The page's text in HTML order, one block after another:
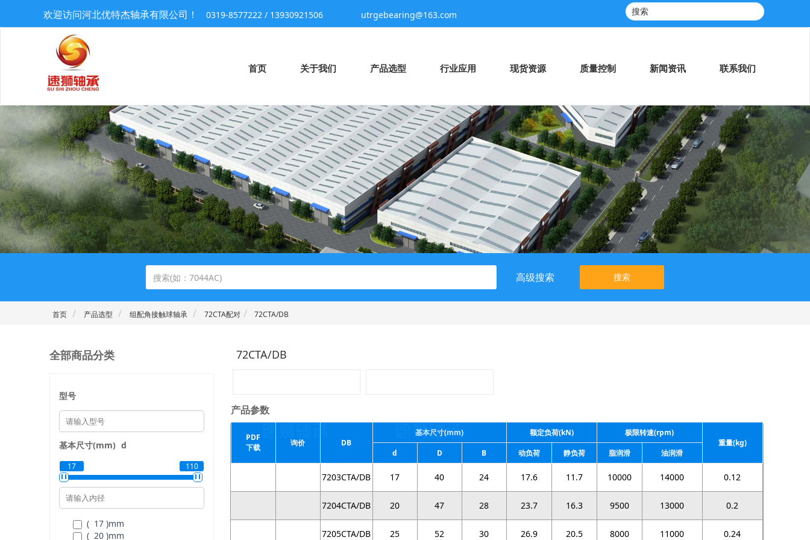
欢迎访问河北优特杰轴承有限公司！ 0319-8577222 / 13930921506 utrgebearing@163.com
首页 关于我们 产品选型 行业应用 现货资源 质量控制 新闻资讯 联系我们
高级搜索 搜索
首页 产品选型 组配角接触球轴承 72CTA配对 72CTA/DB
全部商品分类
型号
基本尺寸(mm) d
17 110
( 17 )mm
( 20 )mm
72CTA/DB
产品参数
PDF
下载
询价 DB
基本尺寸(mm) 额定负荷(kN)
极限转速(rpm)
重量(kg)
d
D B 动负荷 静负荷 脂润滑 油润滑
7203CTA/DB 17 40 24 17.6 11.7 10000 14000 0.12
7204CTA/DB 20 47 28 23.7 16.3 9500 13000 0.2
7205CTA/DB 25 52 30 26.9 20.5 8000 11000 0.24